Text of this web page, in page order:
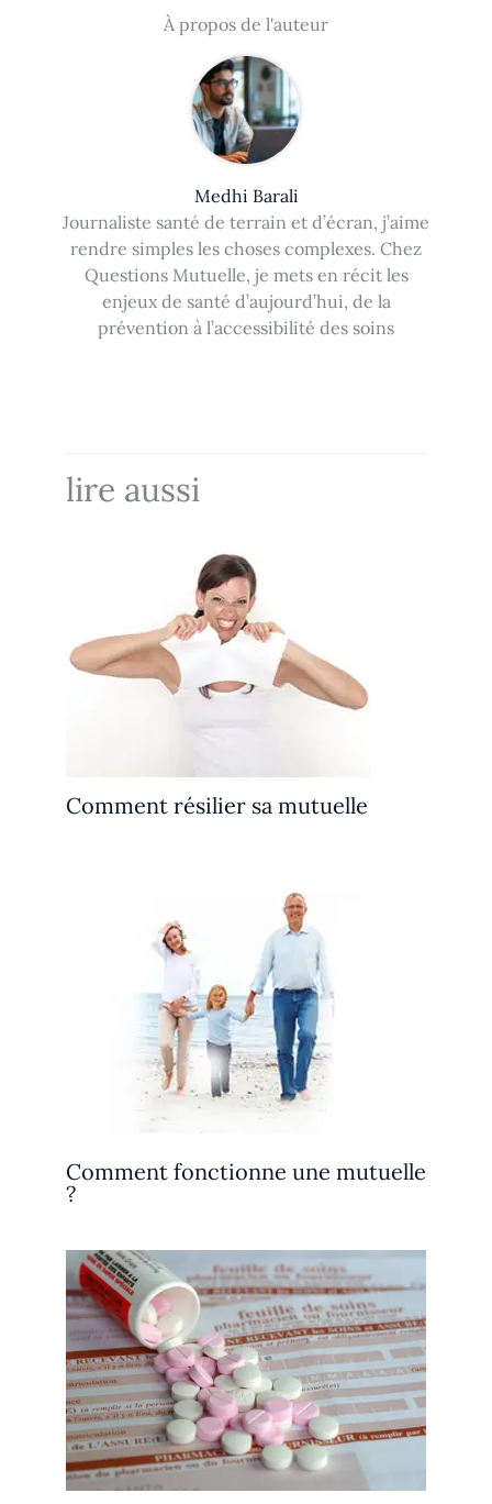
À propos de l'auteur
Medhi Barali
Journaliste santé de terrain et d’écran, j’aime
rendre simples les choses complexes. Chez
Questions Mutuelle, je mets en récit les
enjeux de santé d’aujourd’hui, de la
prévention à l’accessibilité des soins
lire aussi
Comment résilier sa mutuelle
Comment fonctionne une mutuelle
?